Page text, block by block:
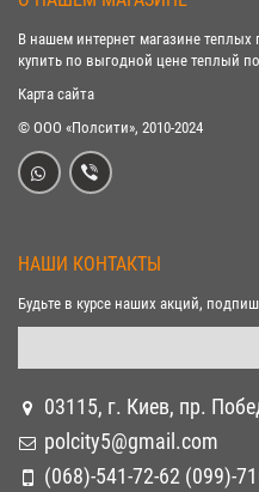
В нашем интернет магазине
купить по выгодной цене теплый
Карта сайта
© ООО «Полсити», 2010-2024
НАШИ КОНТАКТЫ
Будьте в курсе наших акций,
03115, г. Киев, пр.
polcity5@gmail.com
(068)-541-72-62 (099)-